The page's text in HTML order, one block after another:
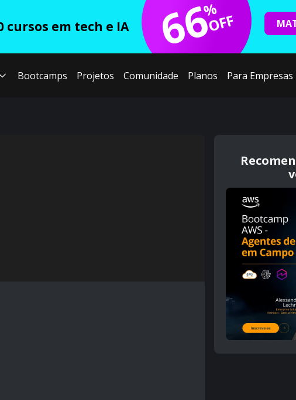
cursos em tech e IA 66
%
OFF
Bootcamps Projetos Comunidade Planos Para Empresas